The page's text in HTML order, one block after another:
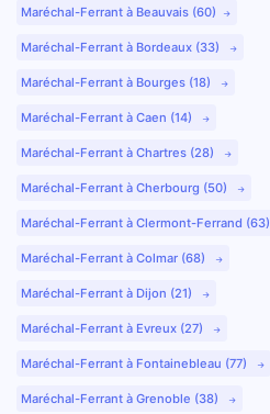
Maréchal-Ferrant à Beauvais (60)
Maréchal-Ferrant à Bordeaux (33)
Maréchal-Ferrant à Bourges (18)
Maréchal-Ferrant à Caen (14)
Maréchal-Ferrant à Chartres (28)
Maréchal-Ferrant à Cherbourg (50)
Maréchal-Ferrant à Clermont-Ferrand (63)
Maréchal-Ferrant à Colmar (68)
Maréchal-Ferrant à Dijon (21)
Maréchal-Ferrant à Evreux (27)
Maréchal-Ferrant à Fontainebleau (77)
Maréchal-Ferrant à Grenoble (38)